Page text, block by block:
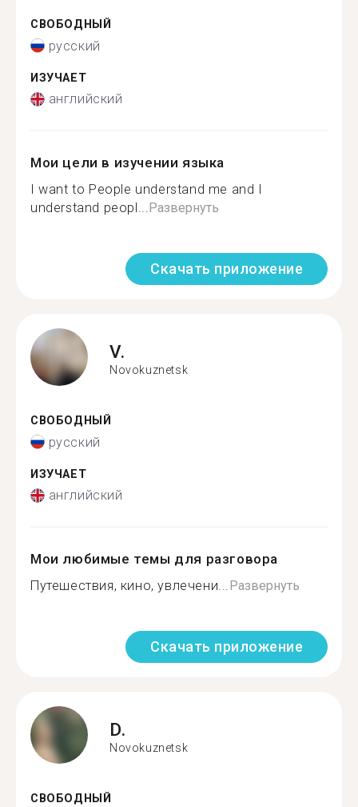
СВОБОДНЫЙ
русский
ИЗУЧАЕТ
английский
Мои цели в изучении языка
I want to People understand me and I
understand peopl...Развернуть
Скачать приложение
V.
Novokuznetsk
СВОБОДНЫЙ
русский
ИЗУЧАЕТ
английский
Мои любимые темы для разговора
Путешествия, кино, увлечени...Развернуть
Скачать приложение
D.
Novokuznetsk
СВОБОДНЫЙ